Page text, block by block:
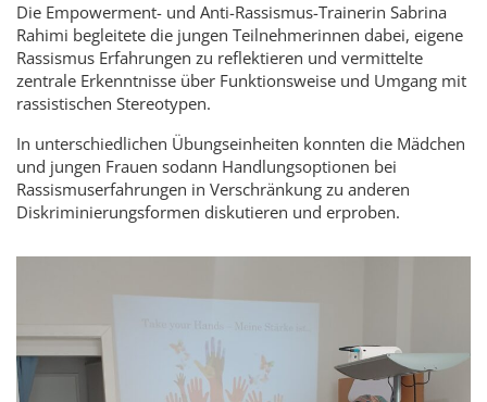
Die Empowerment- und Anti-Rassismus-Trainerin Sabrina
Rahimi begleitete die jungen Teilnehmerinnen dabei, eigene
Rassismus Erfahrungen zu reflektieren und vermittelte
zentrale Erkenntnisse über Funktionsweise und Umgang mit
rassistischen Stereotypen.
In unterschiedlichen Übungseinheiten konnten die Mädchen
und jungen Frauen sodann Handlungsoptionen bei
Rassismuserfahrungen in Verschränkung zu anderen
Diskriminierungsformen diskutieren und erproben.